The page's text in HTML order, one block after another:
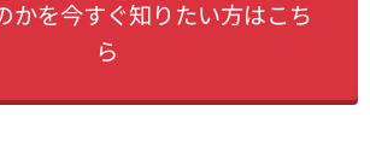
かを今すぐ知りたい方はこち
ら